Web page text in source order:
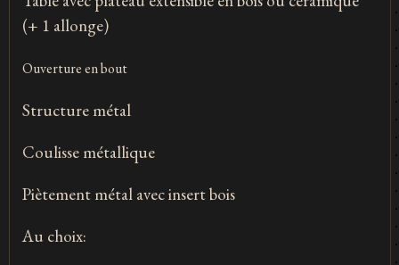
(+ 1 allonge)
Ouverture en bout
Structure métal
Coulisse métallique
Piètement métal avec insert bois
Au choix: